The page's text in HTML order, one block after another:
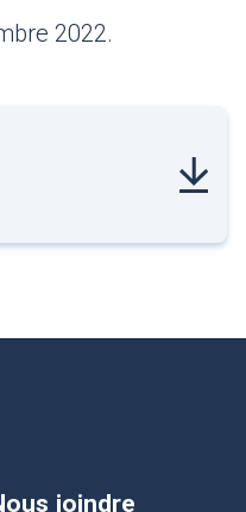
2022.
joindre